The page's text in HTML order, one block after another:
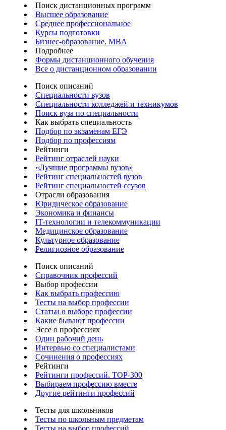
Поиск дистанционных программ
Высшее образование
Среднее профессиональное
Курсы подготовки
Бизнес-образование. MBA
Подробнее
Формы дистанционного обучения
Все о дистанционном образовании
Поиск описаний
Специальности вузов
Специальности колледжей и техникумов
Поиск вуза по специальности
Как выбрать специальность
Подбор по экзаменам ЕГЭ
Подбор по профессиям
Рейтинги
Рейтинг отраслей науки
«Лучшие программы вузов»
Рейтинг специальностей вузов
Рейтинг специальностей ссузов
Отрасли образования
Юридическое образование
Экономика и финансы
IT-технологии и телекоммуникации
Медицинское образование
Культурное образование
Религиозное образование
Поиск описаний
Справочник профессий
Выбор профессии
Как выбрать профессию
Тесты на выбор профессии
Статьи о выборе профессии
Какие бывают профессии
Эссе о профессиях
Один рабочий день
Интервью со специалистами
Сочинения о профессиях
Рейтинги
Рейтинги профессий. TOP-300
Выбираем профессию вместе
Другие рейтинги профессий
Тесты для школьников
Тесты по школьным предметам
Тесты на выбор профессий